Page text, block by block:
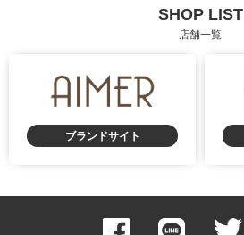
SHOP LIST
店舗一覧
ブランドサイト